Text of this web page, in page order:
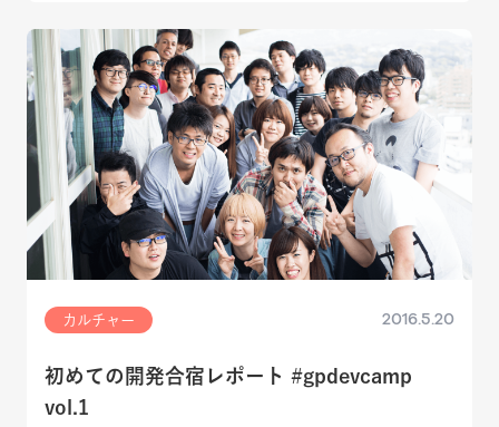
カルチャー 2016.5.20
初めての開発合宿レポート #gpdevcamp
vol.1